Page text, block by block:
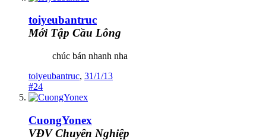
toiyeubantruc
Mới Tập Cầu Lông
chúc bán nhanh nha
toiyeubantruc, 31/1/13
#24
CuongYonex
VĐV Chuyên Nghiệp